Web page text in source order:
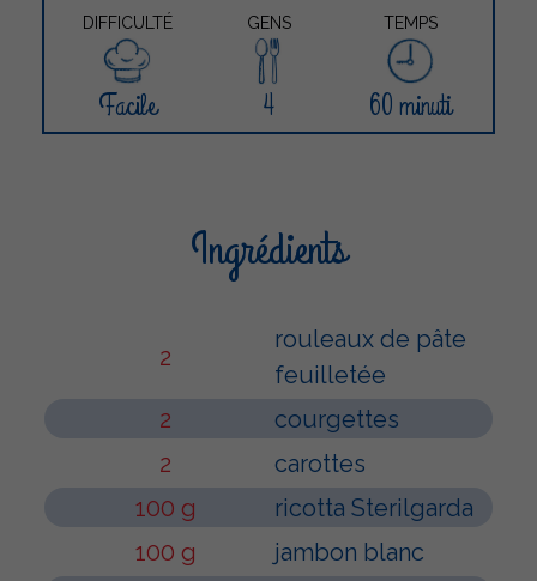
DIFFICULTÉ GENS TEMPS
Facile 4 60 minuti
Ingrédients
2
rouleaux de pâte
feuilletée
2
courgettes
2
carottes
100 g
ricotta Sterilgarda
100 g
jambon blanc